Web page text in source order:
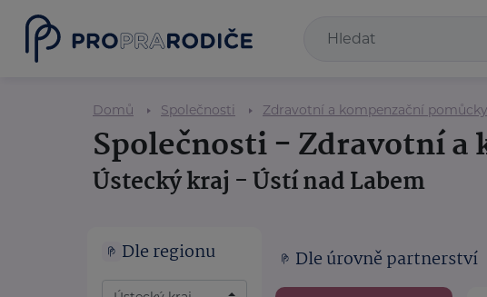
Domů Společnosti Zdravotní a kompenzační pomůcky
Společnosti - Zdravotní a
Ústecký kraj - Ústí nad Labem
Dle regionu Dle úrovně partnerství